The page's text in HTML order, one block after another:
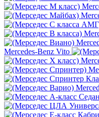
Mercedes-Benz Vito